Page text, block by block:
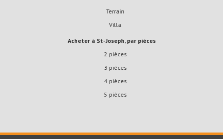
Terrain
Villa
Acheter à St-Joseph, par pièces
2 pièces
3 pièces
4 pièces
5 pièces